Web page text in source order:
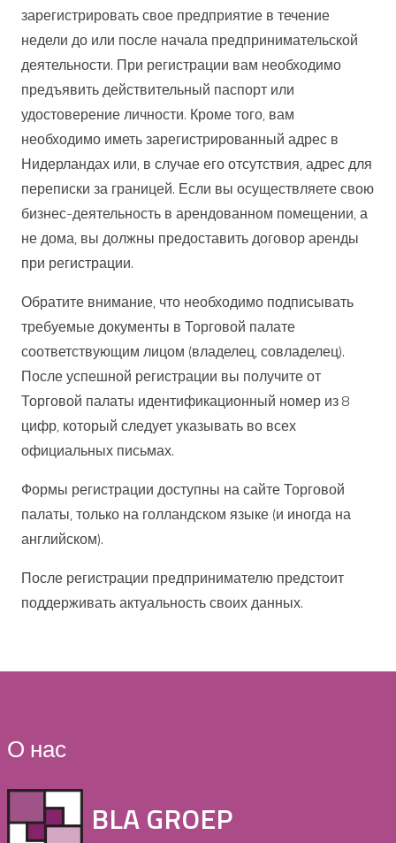
зарегистрировать свое предприятие в течение
недели до или после начала предпринимательской
деятельности. При регистрации вам необходимо
предъявить действительный паспорт или
удостоверение личности. Кроме того, вам
необходимо иметь зарегистрированный адрес в
Нидерландах или, в случае его отсутствия, адрес для
переписки за границей. Если вы осуществляете свою
бизнес-деятельность в арендованном помещении, а
не дома, вы должны предоставить договор аренды
при регистрации.
Обратите внимание, что необходимо подписывать
требуемые документы в Торговой палате
соответствующим лицом (владелец, совладелец).
После успешной регистрации вы получите от
Торговой палаты идентификационный номер из 8
цифр, который следует указывать во всех
официальных письмах.
Формы регистрации доступны на сайте Торговой
палаты, только на голландском языке (и иногда на
английском).
После регистрации предпринимателю предстоит
поддерживать актуальность своих данных.
О нас
BLA GROEP